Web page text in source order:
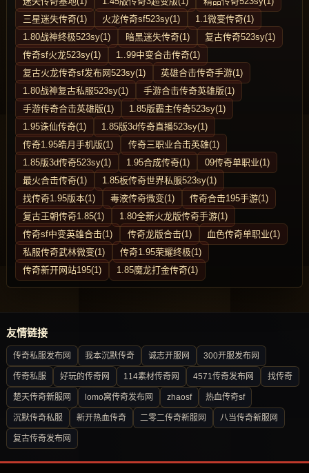
三星迷失传奇(1)
火龙传奇sf523sy(1)
1.1微变传奇(1)
1.80战神终极523sy(1)
暗黑迷失传奇(1)
复古传奇523sy(1)
传奇sf火龙523sy(1)
1..99中变合击传奇(1)
复古火龙传奇sf发布网523sy(1)
英雄合击传奇手游(1)
1.80战神复古私服523sy(1)
手游合击传奇英雄版(1)
手游传奇合击英雄版(1)
1.85版霸主传奇523sy(1)
1.95诛仙传奇(1)
1.85版3d传奇直播523sy(1)
传奇1.95皓月手机版(1)
传奇三职业合击英雄(1)
1.85版3d传奇523sy(1)
1.95合成传奇(1)
09传奇单职业(1)
最火合击传奇(1)
1.85板传奇世界私服523sy(1)
找传奇1.95版本(1)
毒液传奇微变(1)
传奇合击195手游(1)
复古王朝传奇1.85(1)
1.80全新火龙版传奇手游(1)
传奇sf中变英雄合击(1)
传奇龙版合击(1)
血色传奇单职业(1)
私服传奇武林微变(1)
传奇1.95荣耀终极(1)
传奇新开网站195(1)
1.85魔龙打金传奇(1)
友情链接
传奇私服发布网 我本沉默传奇 诚志开服网 300开服发布网
传奇私服 好玩的传奇网 114素材传奇网 4571传奇发布网 找传奇
楚天传奇新服网 lomo窝传奇发布网 zhaosf 热血传奇sf
沉默传奇私服 新开热血传奇 二零二传奇新服网 八当传奇新服网
复古传奇发布网